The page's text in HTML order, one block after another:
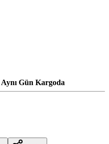
Aynı Gün Kargoda